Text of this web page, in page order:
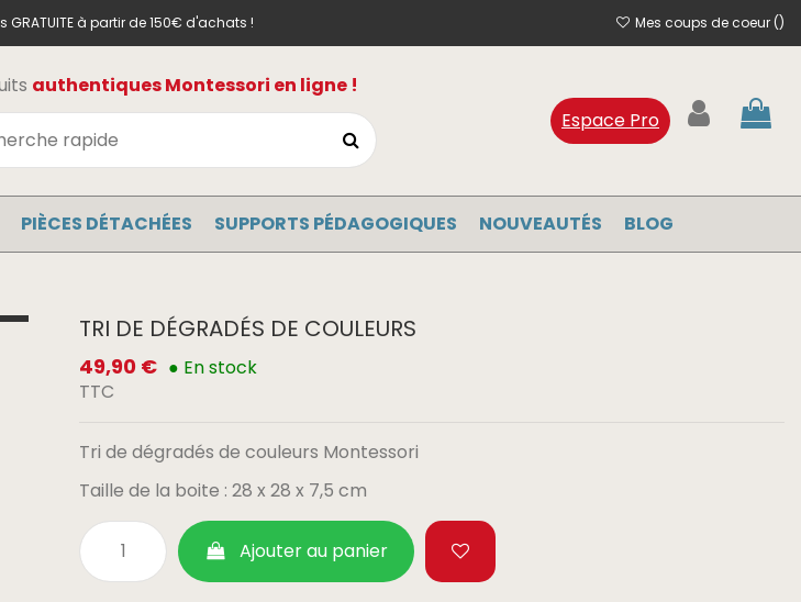
GRATUITE à partir de 150€ d'achats ! Mes coups de coeur ()
authentiques Montessori en ligne !
Espace Pro
PIÈCES DÉTACHÉES SUPPORTS PÉDAGOGIQUES NOUVEAUTÉS BLOG
TRI DE DÉGRADÉS DE COULEURS
49,90 € ● En stock
TTC
Tri de dégradés de couleurs Montessori
Taille de la boite : 28 x 28 x 7,5 cm
Ajouter au panier